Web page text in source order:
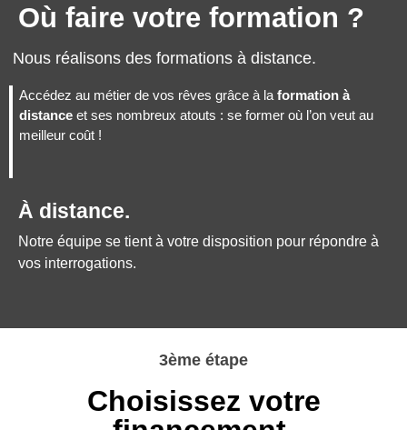
Où faire votre formation ?
Nous réalisons des formations à distance.
Accédez au métier de vos rêves grâce à la formation à
distance et ses nombreux atouts : se former où l’on veut au
meilleur coût !
À distance.
Notre équipe se tient à votre disposition pour répondre à
vos interrogations.
3ème étape
Choisissez votre